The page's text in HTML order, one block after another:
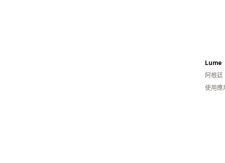
Lume
阿根廷
使用應